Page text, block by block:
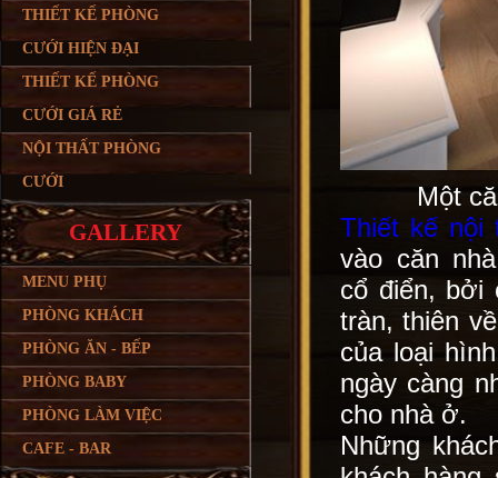
THIẾT KẾ PHÒNG
CƯỚI HIỆN ĐẠI
THIẾT KẾ PHÒNG
CƯỚI GIÁ RẺ
NỘI THẤT PHÒNG
CƯỚI
GALLERY
MENU PHỤ
PHÒNG KHÁCH
PHÒNG ĂN - BẾP
PHÒNG BABY
PHÒNG LÀM VIỆC
CAFE - BAR
Một
Thiết kế nội
vào căn
cổ điển, bởi
tràn, thiên
của loại
ngày càng
cho nhà ở.
Những